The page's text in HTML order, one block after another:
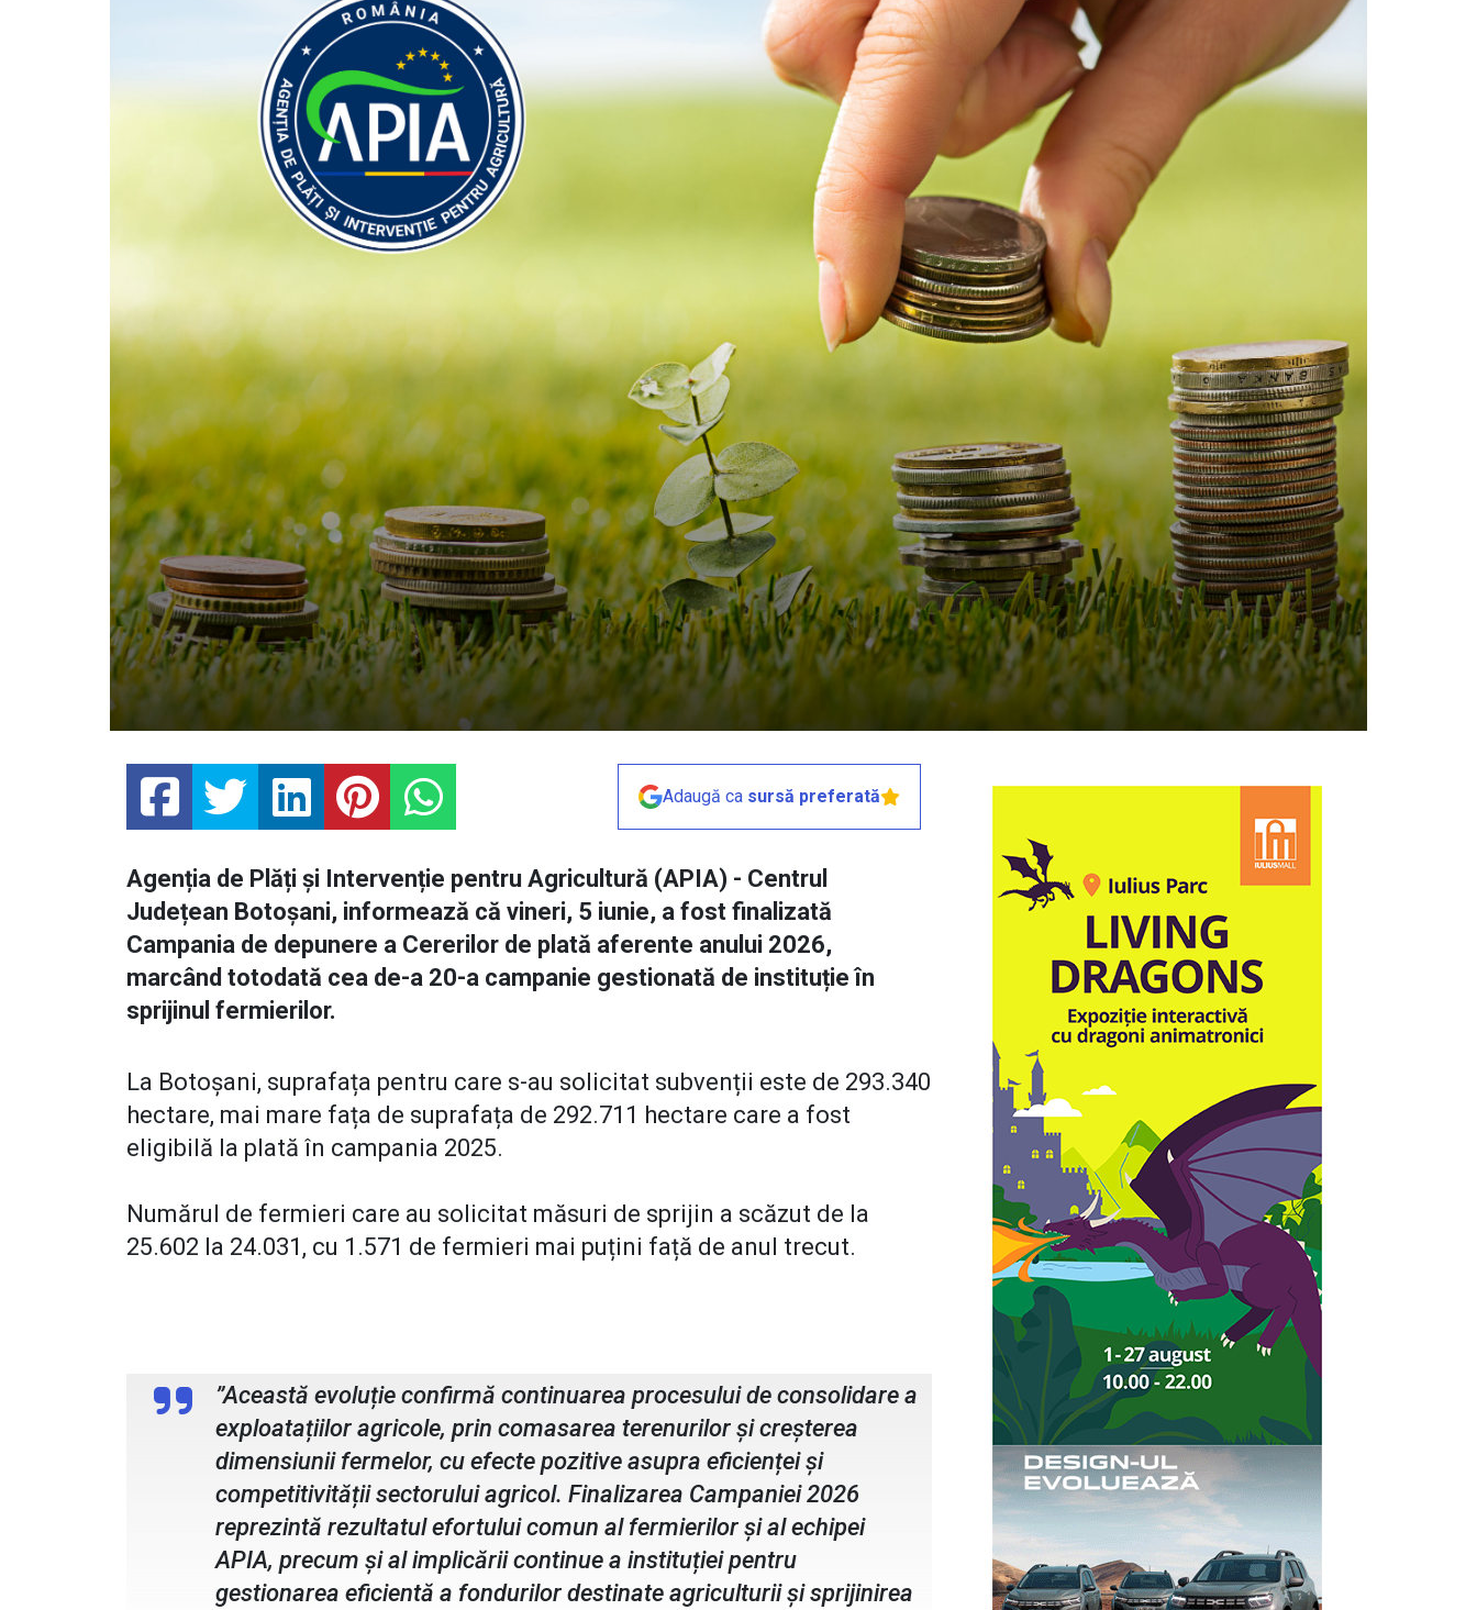
Adaugă ca sursă preferată
Agenția de Plăți și Intervenție pentru Agricultură (APIA) - Centrul
Județean Botoșani, informează că vineri, 5 iunie, a fost finalizată
Campania de depunere a Cererilor de plată aferente anului 2026,
marcând totodată cea de-a 20-a campanie gestionată de instituție în
sprijinul fermierilor.
La Botoșani, suprafața pentru care s-au solicitat subvenții este de 293.340
hectare, mai mare fața de suprafața de 292.711 hectare care a fost
eligibilă la plată în campania 2025.
Numărul de fermieri care au solicitat măsuri de sprijin a scăzut de la
25.602 la 24.031, cu 1.571 de fermieri mai puțini față de anul trecut.
”Această evoluție confirmă continuarea procesului de consolidare a
exploatațiilor agricole, prin comasarea terenurilor și creșterea
dimensiunii fermelor, cu efecte pozitive asupra eficienței și
competitivității sectorului agricol. Finalizarea Campaniei 2026
reprezintă rezultatul efortului comun al fermierilor și al echipei
APIA, precum și al implicării continue a instituției pentru
gestionarea eficientă a fondurilor destinate agriculturii și sprijinirea